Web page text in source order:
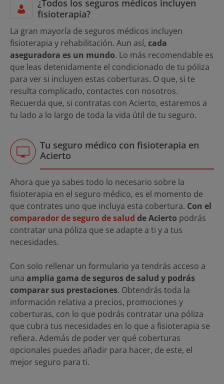
¿Todos los seguros médicos incluyen
fisioterapia?
La gran mayoría de seguros médicos incluyen
fisioterapia y rehabilitación. Aun así, cada
aseguradora es un mundo. Lo más recomendable es
que leas detenidamente el condicionado de tu póliza
para ver si incluyen estas coberturas. O que, si te
resulta complicado, contactes con nosotros.
Recuerda que, si contratas con Acierto, estaremos a
tu lado a lo largo de toda la vida útil de tu seguro.
Tu seguro médico con fisioterapia en
Acierto
Ahora que ya sabes todo lo necesario sobre la
fisioterapia en el seguro médico, es el momento de
que contrates uno que incluya esta cobertura. Con el
comparador de seguro de salud de Acierto podrás
contratar una póliza que se adapte a ti y a tus
necesidades.
Con solo rellenar un formulario ya tendrás acceso a
una amplia gama de seguros de salud y podrás
comparar sus prestaciones. Obtendrás toda la
información relativa a precios, promociones y
coberturas, con lo que podrás contratar una póliza
que cubra tus necesidades en lo que a fisioterapia se
refiera. Además de poder ver qué coberturas
opcionales puedes añadir para hacer, de este, el
mejor seguro para ti.